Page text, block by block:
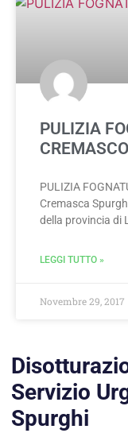
PULIZIA
CREMASCO
PULIZIA
Cremasca
della provincia di
LEGGI TUTTO »
Novembre 29, 2017
Servizio
Spurghi